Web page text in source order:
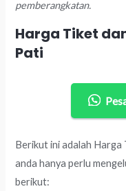
pemberangkatan.
Harga Tiket
Pati
Berikut ini adalah Harga
anda hanya perlu
berikut: